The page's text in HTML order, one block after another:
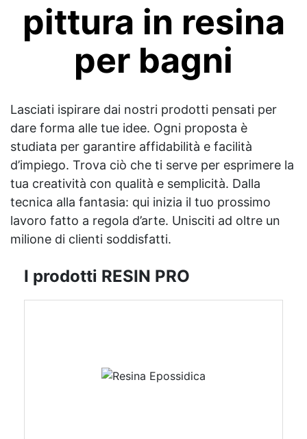
pittura in resina
per bagni
Lasciati ispirare dai nostri prodotti pensati per
dare forma alle tue idee. Ogni proposta è
studiata per garantire affidabilità e facilità
d’impiego. Trova ciò che ti serve per esprimere la
tua creatività con qualità e semplicità. Dalla
tecnica alla fantasia: qui inizia il tuo prossimo
lavoro fatto a regola d’arte. Unisciti ad oltre un
milione di clienti soddisfatti.
I prodotti RESIN PRO